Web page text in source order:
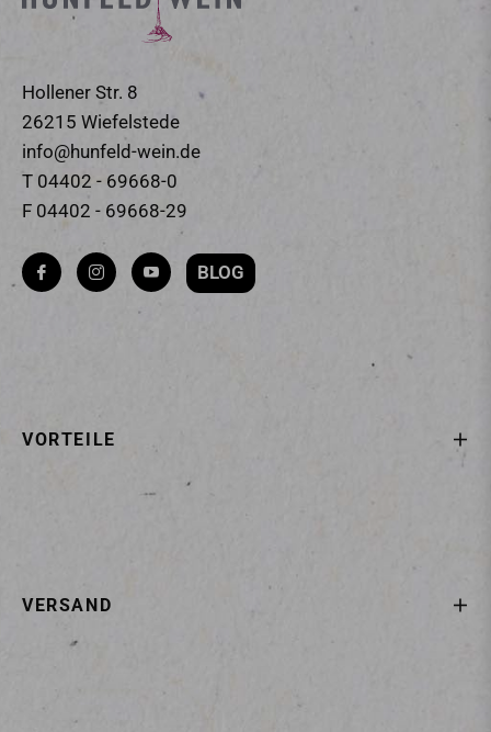
Hollener Str. 8
26215 Wiefelstede
info@hunfeld-wein.de
T 04402 - 69668-0
F 04402 - 69668-29
Fb Ins You
BLOG
VORTEILE
VERSAND